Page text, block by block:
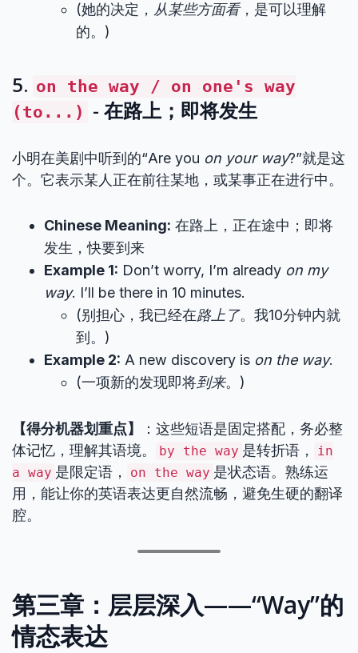
(她的决定， 从某些方面看，是可以理解
的。)
5. on the way / on one's way
(to...)
- 在路上；即将发生
小明在美剧中听到的“Are you on your way?”就是这
个。它表示某人正在前往某地，或某事正在进行中。
Chinese Meaning: 在路上，正在途中；即将
发生，快要到来
Example 1: Don’t worry, I’m already on my
way. I’ll be there in 10 minutes.
(别担心，我已经在路上了。我10分钟内就
到。)
Example 2: A new discovery is on the way.
(一项新的发现即将到来。)
【得分机器划重点】
：这些短语是固定搭配，务必整
体记忆，理解其语境。
by the way 是转折语，
in
a way 是限定语， on the way 是状态语。熟练运
用，能让你的英语表达更自然流畅，避免生硬的翻译
腔。
第三章：层层深入——“Way”的
情态表达